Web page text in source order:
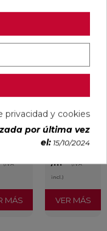
STN
(IVA
favorite
MÁS
TANGRAM
RECTIFICADO
Ref:
Colorker
PVP
/m²
(IVA
incl.)
favorite
VER MÁS
privacidad y cookies
por última vez
el: 15/10/2024